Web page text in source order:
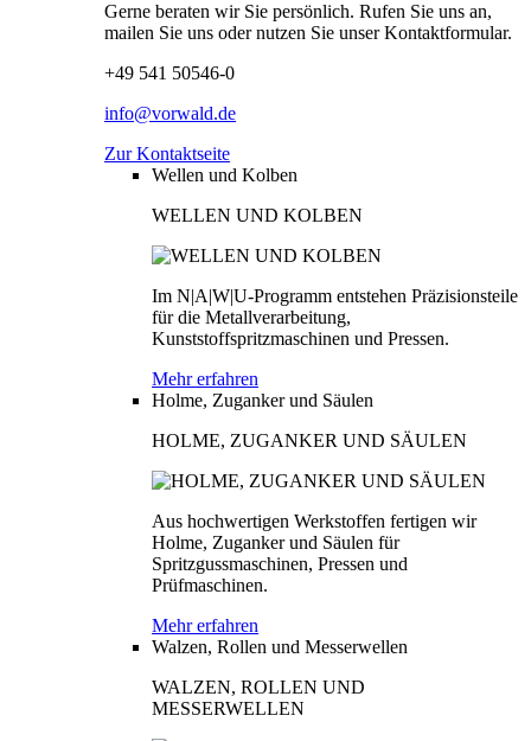
Gerne beraten wir Sie persönlich. Rufen Sie uns an,
mailen Sie uns oder nutzen Sie unser Kontaktformular.
+49 541 50546-0
info@vorwald.de
Zur Kontaktseite
Wellen und Kolben
WELLEN UND KOLBEN
Im N|A|W|U-Programm entstehen Präzisionsteile
für die Metallverarbeitung,
Kunststoffspritzmaschinen und Pressen.
Mehr erfahren
Holme, Zuganker und Säulen
HOLME, ZUGANKER UND SÄULEN
Aus hochwertigen Werkstoffen fertigen wir
Holme, Zuganker und Säulen für
Spritzgussmaschinen, Pressen und
Prüfmaschinen.
Mehr erfahren
Walzen, Rollen und Messerwellen
WALZEN, ROLLEN UND
MESSERWELLEN